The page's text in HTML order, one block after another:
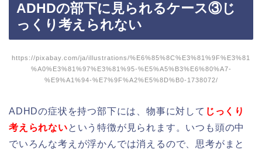
ADHDの部下に見られるケース③じ
っくり考えられない
https://pixabay.com/ja/illustrations/%E6%85%8C%E3%81%9F%E3%81
%A0%E3%81%97%E3%81%95-%E5%A5%B3%E6%80%A7-
%E9%A1%94-%E7%9F%A2%E5%8D%B0-1738072/
ADHDの症状を持つ部下には、物事に対して じっくり
考えられないという特徴が見られます。いつも頭の中
でいろんな考えが浮かんでは消えるので、思考がまと